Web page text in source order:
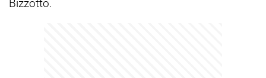
Bizzotto.